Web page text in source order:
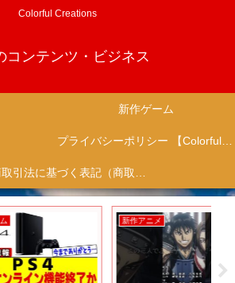
Colorful Creations
コンテンツ・ビジネス
新作ゲーム
プライバシーポリシー 【Colorful Creation】
特定商取引法に基づく表記（商取引に関する開示）